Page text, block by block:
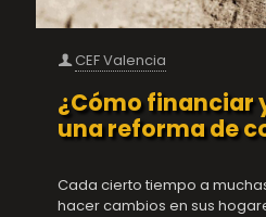
CEF Valencia
¿Cómo financiar
una reforma de
Cada cierto tiempo a
hacer cambios en sus